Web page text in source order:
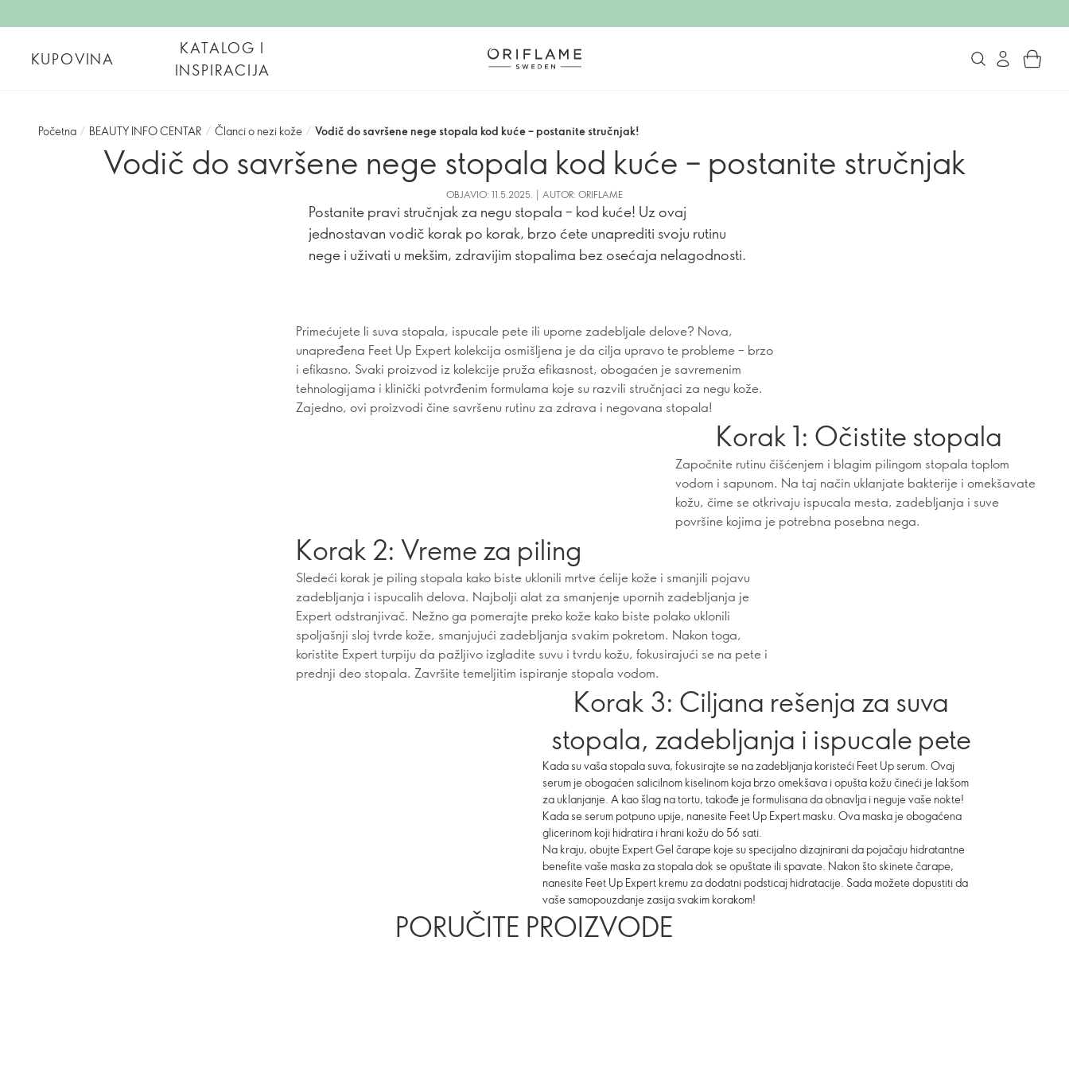
KUPOVINA
KATALOG I
INSPIRACIJA
Početna / BEAUTY INFO CENTAR / Članci o nezi kože / Vodič do savršene nege stopala kod kuće – postanite stručnjak!
Vodič do savršene nege stopala kod kuće – postanite stručnjak
OBJAVIO: 11.5.2025. | AUTOR: ORIFLAME
Postanite pravi stručnjak za negu stopala – kod kuće! Uz ovaj
jednostavan vodič korak po korak, brzo ćete unaprediti svoju rutinu
nege i uživati u mekšim, zdravijim stopalima bez osećaja nelagodnosti.
Primećujete li suva stopala, ispucale pete ili uporne zadebljale delove? Nova,
unapređena Feet Up Expert kolekcija osmišljena je da cilja upravo te probleme – brzo
i efikasno. Svaki proizvod iz kolekcije pruža efikasnost, obogaćen je savremenim
tehnologijama i klinički potvrđenim formulama koje su razvili stručnjaci za negu kože.
Zajedno, ovi proizvodi čine savršenu rutinu za zdrava i negovana stopala!
Korak 1: Očistite stopala
Započnite rutinu čišćenjem i blagim pilingom stopala toplom
vodom i sapunom. Na taj način uklanjate bakterije i omekšavate
kožu, čime se otkrivaju ispucala mesta, zadebljanja i suve
površine kojima je potrebna posebna nega.
Korak 2: Vreme za piling
Sledeći korak je piling stopala kako biste uklonili mrtve ćelije kože i smanjili pojavu
zadebljanja i ispucalih delova. Najbolji alat za smanjenje upornih zadebljanja je
Expert odstranjivač. Nežno ga pomerajte preko kože kako biste polako uklonili
spoljašnji sloj tvrde kože, smanjujući zadebljanja svakim pokretom. Nakon toga,
koristite Expert turpiju da pažljivo izgladite suvu i tvrdu kožu, fokusirajući se na pete i
prednji deo stopala. Završite temeljitim ispiranje stopala vodom.
Korak 3: Ciljana rešenja za suva
stopala, zadebljanja i ispucale pete
Kada su vaša stopala suva, fokusirajte se na zadebljanja koristeći Feet Up serum. Ovaj
serum je obogaćen salicilnom kiselinom koja brzo omekšava i opušta kožu čineći je lakšom
za uklanjanje. A kao šlag na tortu, takođe je formulisana da obnavlja i neguje vaše nokte!
Kada se serum potpuno upije, nanesite Feet Up Expert masku. Ova maska je obogaćena
glicerinom koji hidratira i hrani kožu do 56 sati.
Na kraju, obujte Expert Gel čarape koje su specijalno dizajnirani da pojačaju hidratantne
benefite vaše maska za stopala dok se opuštate ili spavate. Nakon što skinete čarape,
nanesite Feet Up Expert kremu za dodatni podsticaj hidratacije. Sada možete dopustiti da
vaše samopouzdanje zasija svakim korakom!
PORUČITE PROIZVODE